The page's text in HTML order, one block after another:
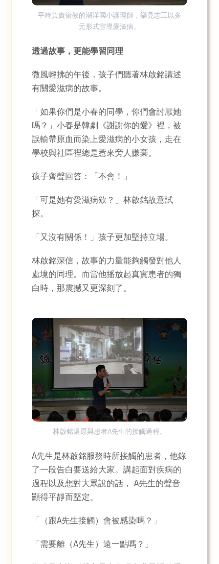
平時負責衛教的潮洋國小護理師，樂見志工以多
元形式宣導愛滋病。
透過故事，更能學習同理
微風輕拂的午後，孩子們聽著林啟銘講述
有關愛滋病的故事。
「如果你們是小春的同學，你們會討厭她
嗎？」小春是韓劇《謝謝你的愛》裡，被
誤輸帶原血而染上愛滋病的小女孩，走在
學校與社區裡總是惹來旁人嫌棄。
孩子齊聲回答：「不會！」
「可是她有愛滋病欸？」林啟銘故意試
探。
「又沒有關係！」孩子更加堅持立場。
林啟銘深信，故事的力量能夠觸發對他人
處境的同理。而當他播放起真實患者的獨
白時，那震撼又更深刻了。
林啟銘還原與患者A先生的接觸過程。
A先生是林啟銘服務時所接觸的患者，他錄
了一段告白要送給大家。講起面對疾病的
過程以及想對大眾說的話， A先生的聲音
顯得平靜而堅定。
「（跟A先生接觸）會被感染嗎？」
「需要離（A先生）遠一點嗎？」